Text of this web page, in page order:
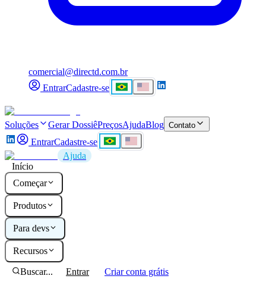
comercial@directd.com.br
EntrarCadastre-se
Soluções Gerar DossiêPreçosAjudaBlog Contato
EntrarCadastre-se
Ajuda
Início
Começar
Produtos
Para devs
Recursos
Buscar... Entrar Criar conta grátis